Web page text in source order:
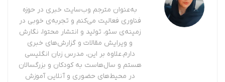
به‌عنوان مترجم وب‌سایت خبری در حوزه
فناوری فعالیت می‌کنم و تجربه‌ی خوبی در
زمینه‌ی سئو، تولید و انتشار محتوا، نگارش
و ویرایش مقالات و گزارش‌های خبری
دارم.علاوه بر این، مدرس زبان انگلیسی
هستم و سال‌هاست به کودکان و بزرگسالان
در محیط‌های حضوری و آنلاین آموزش